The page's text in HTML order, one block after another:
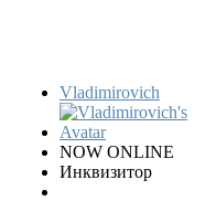
Vladimirovich
NOW ONLINE
Инквизитор